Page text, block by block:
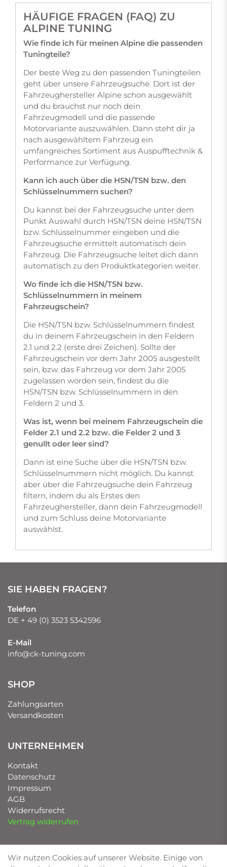
HÄUFIGE FRAGEN (FAQ) ZU
ALPINE TUNING
Wie finde ich für meinen Alpine die passenden
Tuningteile?
Der beste Weg zu den passenden Tuningteilen
geht über unsere Fahrzeugsuche. Dort ist der
Fahrzeughersteller Alpine schon ausgewählt
und du brauchst nur noch dein
Fahrzeugmodell und die passende
Motorvariante auszuwählen. Dann steht dir ja
nach ausgewähltem Fahrzeug ein
umfangreiches Sortiment aus Auspufftechnik &
Performance zur Verfügung.
Kann ich auch über die HSN/TSN bzw. den
Schlüsselnummern suchen?
Du kannst bei der Fahrzeugsuche unter dem
Punkt Auswahl durch HSN/TSN deine HSN/TSN
bzw. Schlüsselnummer eingeben und die
Fahrzeugsuche ermittelt automatisch dein
Fahrzeug. Die Fahrzeugsuche leitet dich dann
automatisch zu den Produktkategorien weiter.
Wo finde ich die HSN/TSN bzw.
Schlüsselnummern in meinem
Fahrzeugschein?
Die HSN/TSN bzw. Schlüsselnummern findest
du in deinem Fahrzeugschein in den Feldern
2.1 und 2.2 (erste drei Zeichen). Sollte der
Fahrzeugschein vor dem Jahr 2005 ausgestellt
sein, bzw. das Fahrzeug vor dem Jahr 2005
zugelassen worden sein, findest du die
HSN/TSN bzw. Schlüsselnummern in den
Feldern 2 und 3.
Was ist, wenn bei meinem Fahrzeugschein die
Felder 2.1 und 2.2 bzw. die Felder 2 und 3
genullt oder leer sind?
Dann ist eine Suche über die HSN/TSN bzw.
Schlüsselnummern nicht möglich. Du kannst
aber über die Fahrzeugsuche dein Fahrzeug
filtern, indem du als Erstes den
Fahrzeughersteller, dann dein Fahrzeugmodell
und zum Schluss deine Motorvariante
auswählst.
SIE HABEN FRAGEN?
Telefon
DE + 49 (0) 3523 5342596
E-Mail
info@ck-tuning.com
SHOP
Zahlungsarten
Versandkosten
UNTERNEHMEN
Kontakt
Datenschutz
Impressum
AGB
Widerrufsrecht
Vertrag widerrufen
UNSERE MARKEN
Wir nutzen Cookies auf unserer Website. Einige von